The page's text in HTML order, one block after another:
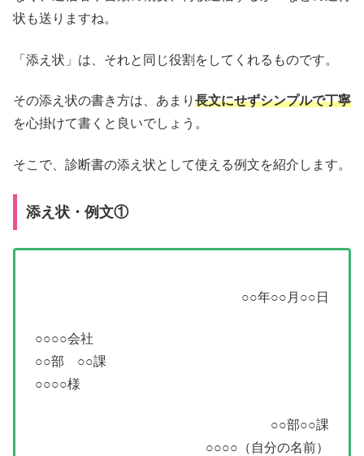
状も送りますね。
「添え状」は、それと同じ役割をしてくれるものです。
その添え状の書き方は、あまり 長文にせずシンプルで丁寧
を心掛けて書くと良いでしょう。
そこで、診断書の添え状として使える例文を紹介します。
添え状・例文①
○○年○○月○○日
○○○○会社
○○部 ○○課
○○○○様
○○部○○課
○○○○（自分の名前）